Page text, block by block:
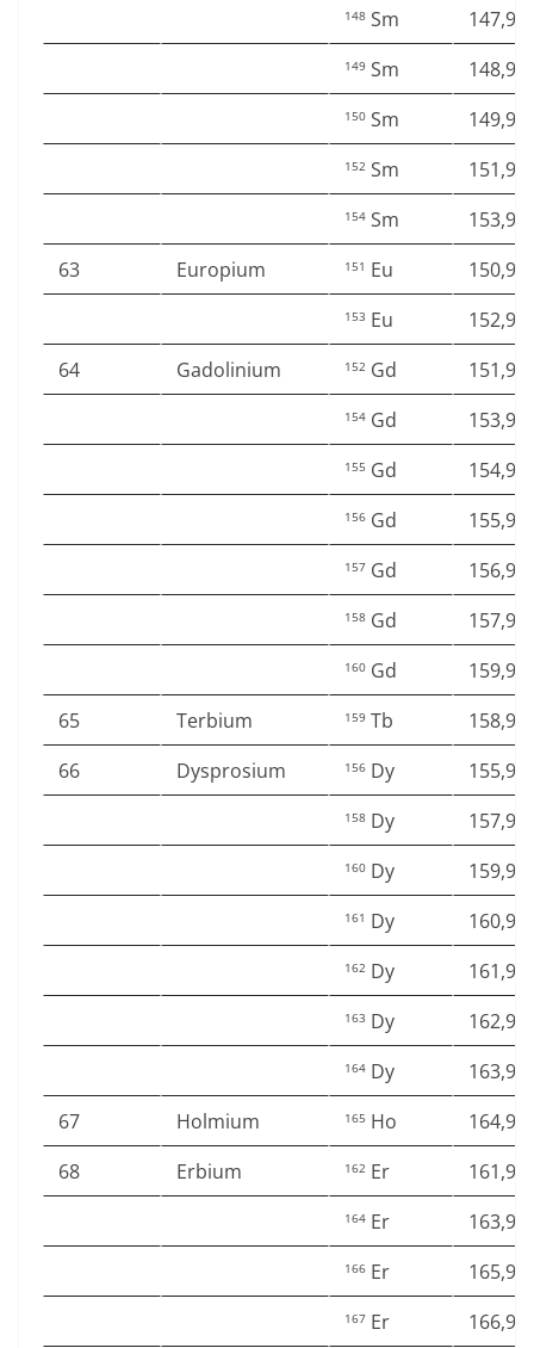
148 Sm
149 Sm
150 Sm
152 Sm
154 Sm
63
Europium 151 Eu
153 Eu
64
Gadolinium 152 Gd
154 Gd
155 Gd
156 Gd
157 Gd
158 Gd
160 Gd
65
Terbium 159 Tb
66
Dysprosium 156 Dy
158 Dy
160 Dy
161 Dy
162 Dy
163 Dy
164 Dy
67
Holmium 165 Ho
68
Erbium 162 Er
164 Er
166 Er
167 Er